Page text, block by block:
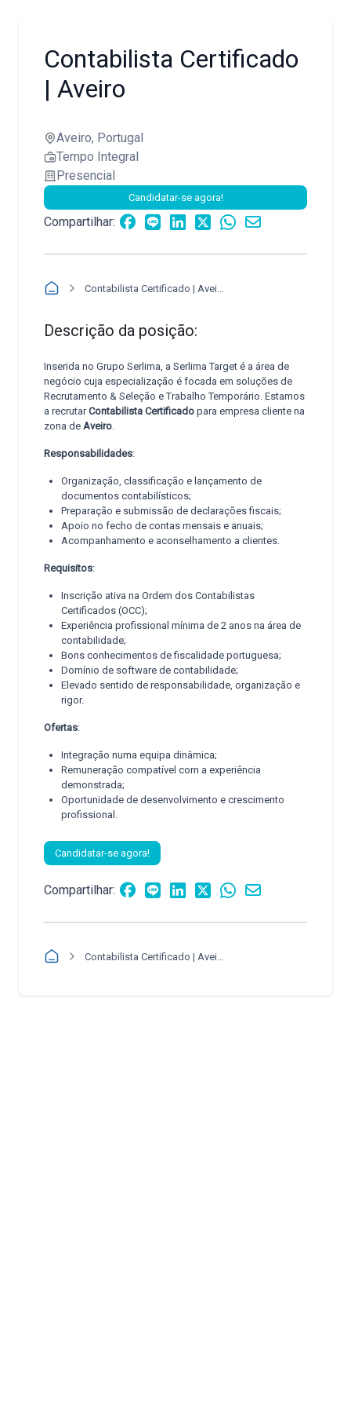
Contabilista Certificado
| Aveiro
Aveiro, Portugal
Tempo Integral
Presencial
Candidatar-se agora!
Compartilhar:
Descrição da posição:
Inserida no Grupo Serlima, a Serlima Target é a área de
negócio cuja especialização é focada em soluções de
Recrutamento & Seleção e Trabalho Temporário. Estamos
a recrutarContabilista Certificado para empresa cliente na
zona de Aveiro.
Responsabilidades:
Organização, classificação e lançamento de
documentos contabilísticos;
Preparação e submissão de declarações fiscais;
Apoio no fecho de contas mensais e anuais;
Acompanhamento e aconselhamento a clientes.
Requisitos:
Inscrição ativa na Ordem dos Contabilistas
Certificados (OCC);
Experiência profissional mínima de 2 anos na área de
contabilidade;
Bons conhecimentos de fiscalidade portuguesa;
Domínio de software de contabilidade;
Elevado sentido de responsabilidade, organização e
rigor.
Ofertas:
Integração numa equipa dinâmica;
Remuneração compatível com a experiência
demonstrada;
Oportunidade de desenvolvimento e crescimento
profissional.
Candidatar-se agora!
Compartilhar: